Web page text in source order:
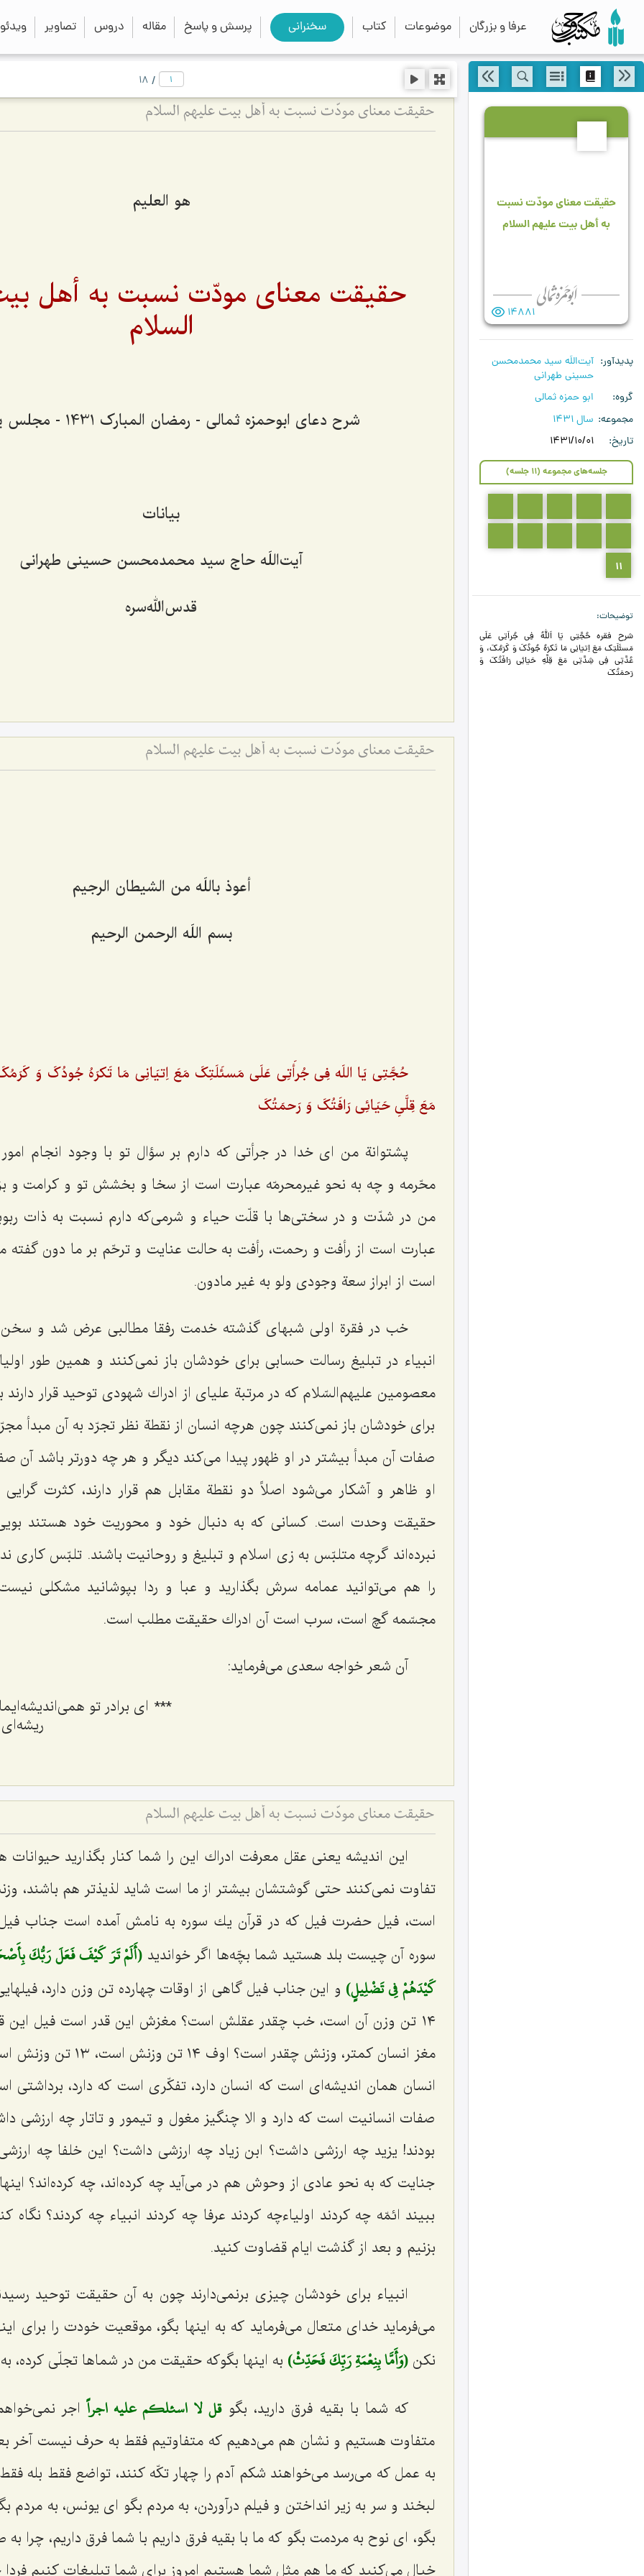
عرفا و بزرگان موضوعات کتاب سخنرانی پرسش و پاسخ مقاله دروس تصاویر ویدئو search
close
حقیقت معنای مودّت نسبت
به أهل بیت علیهم السلام
14881
پدیدآور
آیت‌اللَه سید محمدمحسن
حسینی طهرانی
گروه
ابو حمزه ثمالی
مجموعه سال 1431
تاریخ
1431/10/01
جلسه‌های مجموعه (11 جلسه)
11
توضیحات
شرح فقره حُجَّتِی یَا اَللهُ فِی جُراَتِی عَلَی
مَسئَلَتِک مَعَ اِتیَانِی مَا تَکرَهُ جُودُکَ وَ کَرَمُکَ، وَ
عُدَّتِی فِی شِدَّتِی مَعَ قِلَّهِ حَیَائِی رَافَتُکَ وَ
رَحمَتُکَ
/
18
حقیقت معنای مودّت نسبت به أهل بیت علیهم السلام
هو العليم
حقیقت معنای مودّت نسبت به أهل
السلام
شرح دعای ابوحمزه ثمالی - رمضان المبارک 1431 - مجلس یازدهم
بیانات
آیت‌اللَه حاج سید محمدمحسن حسینی طهرانی
قدس‌الله‌سره
حقیقت معنای مودّت نسبت به أهل بیت علیهم السلام
أعوذ باللَه من الشیطان الرجیم
بسم اللَه الرحمن الرحيم
حُجَّتِی یَا اللَه فِی جُرأَتِی عَلَی مَسئَلَتِکَ مَعَ اِتیَانِی مَا تَکرَهُ جُودُکَ وَ
مَعَ قِلَّىِ حَیَائِی رَافَتُکَ وَ رَحمَتُکَ
پشتوانة من ای خدا در جرأتی كه دارم بر سؤال تو با وجود انجام
محّرمه و چه به نحو غیرمحرمّه عبارت است از سخا و بخشش تو و كرامت و
من در شدّت و در سختی‌ها با قلّت حیاء و شرمی‌كه دارم نسبت به ذات
عبارت است از رأفت و رحمت، رأفت به حالت عنایت و ترحّم بر ما دون
است از ابراز سعة وجودی ولو به غیر مادون.
خب در فقرة اولی شبهای گذشته خدمت رفقا مطالبی عرض شد و سخن
انبیاء در تبلیغ رسالت حسابی برای خودشان باز نمی‌كنند و همین طور
معصومین علیهم‌السّلام كه در مرتبة علیای از ادراك شهودی توحید قرار
برای خودشان باز نمی‌كنند چون هرچه انسان از نقطة نظر تجرّد به آن مبدأ
صفات آن مبدأ بیشتر در او ظهور پیدا می‌كند دیگر و هر چه دورتر باشد آن
او ظاهر و آشكار می‌شود اصلاً دو نقطة ‌مقابل هم قرار دارند، كثرت
حقیقت وحدت است. كسانی كه به دنبال خود و محوریت خود هستند
نبرده‌اند گرچه متلبّس به زی اسلام و تبلیغ و روحانیت باشند. تلبّس كاری
را هم می‌توانید عمامه سرش بگذارید و عبا و ردا بپوشانید مشكلی
مجسّمه گچ است، سرب است آن ادراك حقیقت مطلب است.
آن شعر خواجه سعدی می‌فرماید:
*** ای برادر تو
حقیقت معنای مودّت نسبت به أهل بیت علیهم السلام
این اندیشه یعنی عقل معرفت ادراك این را شما كنار بگذارید
تفاوت نمی‌كنند حتی گوشتشان بیشتر از ما است شاید لذیذتر هم باشند،
است، فیل حضرت فیل كه در قرآن یك سوره به نامش آمده است جناب فیل
سوره آن چیست بلد هستید شما بچّه‌ها اگر خواندید
كَيْدَهُمْ فِي تَضْلِيلٍ) و این جناب فیل گاهی از اوقات چهارده تن وزن دارد،
١٤ تن وزن آن است، خب چقدر عقلش است؟ مغزش این قدر است فیل این
مغز انسان كمتر، وزنش چقدر
انسان همان اندیشه‌ای است كه انسان دارد، تفكّری است كه دارد، برداشتی
صفات انسانیت است كه دارد و الا چنگیز مغول و تیمور و تاتار چه ارزشی
بودند! یزید چه ارزشی داشت؟ ابن زیاد چه ارزشی داشت؟ این خلفا چه
جنایت كه به نحو عادی از وحوش هم در می‌آید چه كرده‌اند، چه كرده‌اند؟
ببیند ائمّه چه كردند اولیاء‌چه كردند عرفا چه كردند انبیاء چه كردند؟ نگاه
بزنیم و بعد از گذشت ایام قضاوت كنید.
انبیاء برای خودشان چیزی برنمی‌دارند چون به آن حقیقت توحید
می‌فرماید خدای متعال می‌فرماید كه به اینها بگو، موقعیت خودت را برای
نكن(وَأَمَّا بِنِعْمَةِ رَبِّكَ فَحَدِّثْ) به اینها بگوكه حقیقت من در شماها تجلّی كرده،
كه شما با بقیه فرق دارید، بگو قل لا اسئلكم عليه اجراًاجر
متفاوت هستیم و نشان هم می‌دهیم كه متفاوتیم فقط به حرف نیست آخر
به عمل كه می‌رسد می‌خواهند شكم آدم را چهار تكّه كنند، تواضع فقط بله
لبخند و سر به زیر انداختن و فیلم درآوردن، به مردم بگو ای یونس، به
بگو، ای نوح به مردمت بگو كه ما با بقیه فرق داریم با شما فرق داریم، چرا
خیال می‌كنید كه ما هم مثل شما هستیم امروز برای شما تبلیغات كنیم